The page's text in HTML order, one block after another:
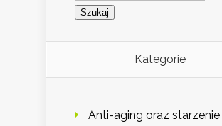
Kategorie
Anti-aging oraz starzenie